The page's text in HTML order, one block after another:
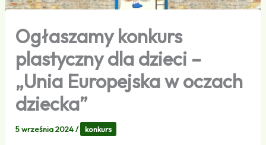
Ogłaszamy konkurs
plastyczny dla dzieci –
„Unia Europejska w oczach
dziecka”
5 września 2024/ konkurs